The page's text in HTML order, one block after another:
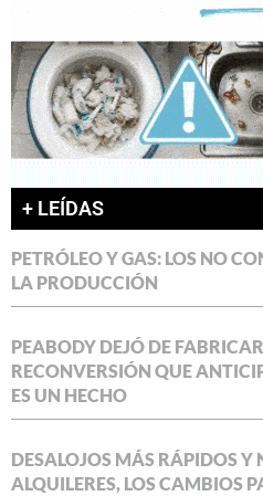
+ LEÍDAS
PETRÓLEO Y GAS: LOS NO
LA PRODUCCIÓN
PEABODY DEJÓ DE
RECONVERSIÓN QUE
ES UN HECHO
DESALOJOS MÁS RÁPIDOS Y
ALQUILERES, LOS CAMBIOS